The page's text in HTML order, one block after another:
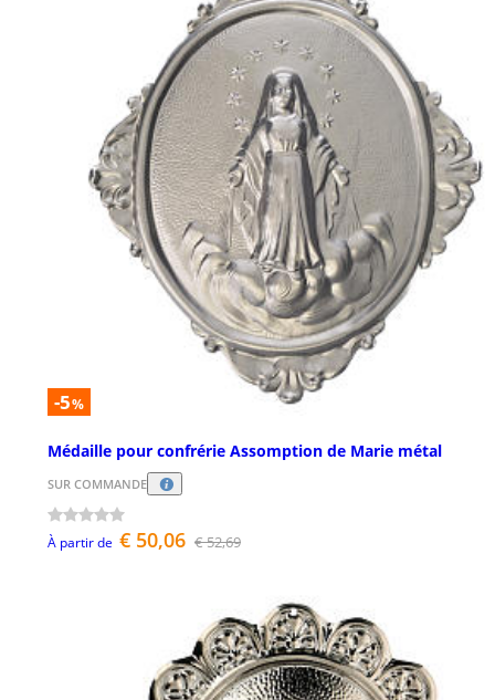
-5%
Médaille pour confrérie Assomption de Marie métal
SUR COMMANDE
À partir de € 50,06 € 52,69